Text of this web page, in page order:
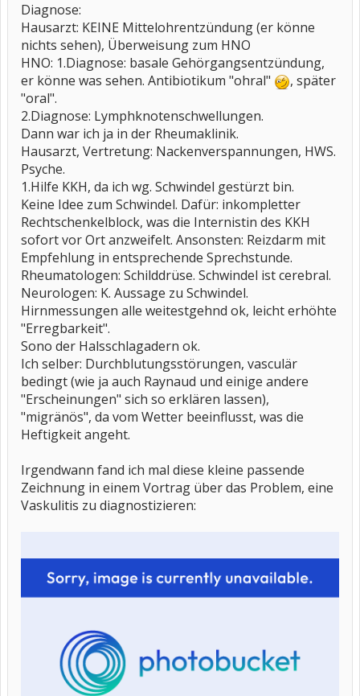
Diagnose:
Hausarzt: KEINE Mittelohrentzündung (er könne
nichts sehen), Überweisung zum HNO
HNO: 1.Diagnose: basale Gehörgangsentzündung,
er könne was sehen. Antibiotikum "ohral"
, später
"oral".
2.Diagnose: Lymphknotenschwellungen.
Dann war ich ja in der Rheumaklinik.
Hausarzt, Vertretung: Nackenverspannungen, HWS.
Psyche.
1.Hilfe KKH, da ich wg. Schwindel gestürzt bin.
Keine Idee zum Schwindel. Dafür: inkompletter
Rechtschenkelblock, was die Internistin des KKH
sofort vor Ort anzweifelt. Ansonsten: Reizdarm mit
Empfehlung in entsprechende Sprechstunde.
Rheumatologen: Schilddrüse. Schwindel ist cerebral.
Neurologen: K. Aussage zu Schwindel.
Hirnmessungen alle weitestgehnd ok, leicht erhöhte
"Erregbarkeit".
Sono der Halsschlagadern ok.
Ich selber: Durchblutungsstörungen, vasculär
bedingt (wie ja auch Raynaud und einige andere
"Erscheinungen" sich so erklären lassen),
"migränös", da vom Wetter beeinflusst, was die
Heftigkeit angeht.
Irgendwann fand ich mal diese kleine passende
Zeichnung in einem Vortrag über das Problem, eine
Vaskulitis zu diagnostizieren: